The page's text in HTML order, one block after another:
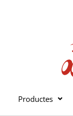
Productes